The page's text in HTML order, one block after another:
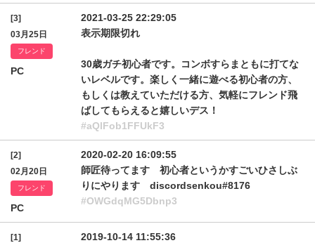
[3]
03月25日
フレンド
PC
2021-03-25 22:29:05
表示期限切れ
30歳ガチ初心者です。コンボすらまともに打てな
いレベルです。楽しく一緒に遊べる初心者の方、
もしくは教えていただける方、気軽にフレンド飛
ばしてもらえると嬉しいデス！
#aQlFob1FFUkF3
[2]
02月20日
フレンド
PC
2020-02-20 16:09:55
師匠待ってます 初心者というかすごいひさしぶ
りにやります discordsenkou#8176
#OWGdqMG5Dbnp3
[1]
2019-10-14 11:55:36